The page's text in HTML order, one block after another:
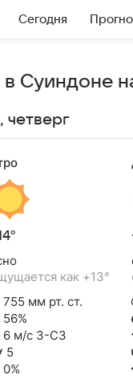
Сегодня
Суиндоне
четверг
как +13°
755 мм рт. ст.
56%
6 м/с З-СЗ
5
0%